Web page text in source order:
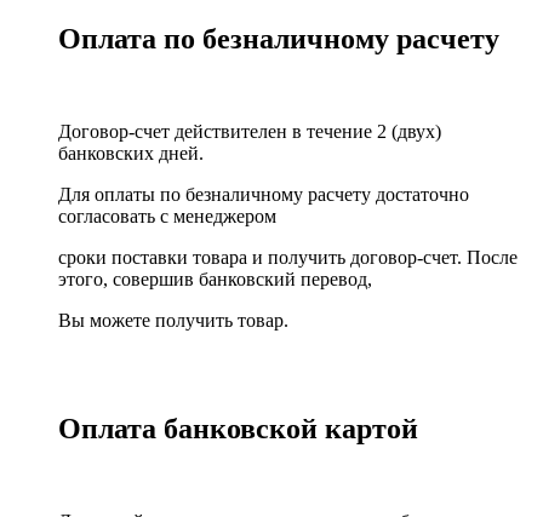
Оплата по безналичному расчету
Договор-счет действителен в течение 2 (двух)
банковских дней.
Для оплаты по безналичному расчету достаточно
согласовать с менеджером
сроки поставки товара и получить договор-счет. После
этого, совершив банковский перевод,
Вы можете получить товар.
Оплата банковской картой